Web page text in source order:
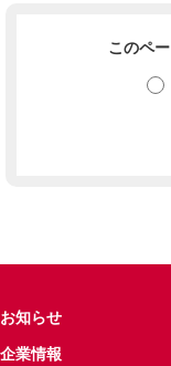
このペ
お知らせ
企業情報